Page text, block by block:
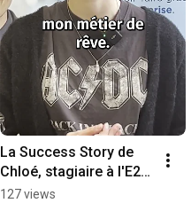
La Success Story de
Chloé, stagiaire à l'E2C
Hauts-de-Seine.
127 views